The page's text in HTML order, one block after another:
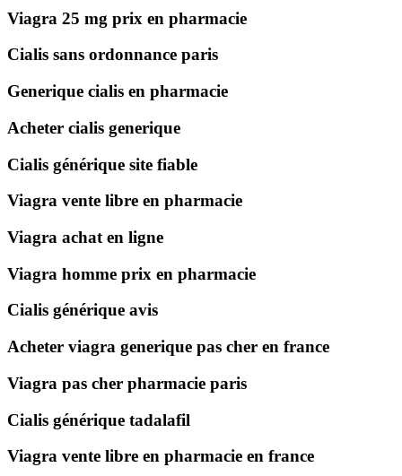
Viagra 25 mg prix en pharmacie
Cialis sans ordonnance paris
Generique cialis en pharmacie
Acheter cialis generique
Cialis générique site fiable
Viagra vente libre en pharmacie
Viagra achat en ligne
Viagra homme prix en pharmacie
Cialis générique avis
Acheter viagra generique pas cher en france
Viagra pas cher pharmacie paris
Cialis générique tadalafil
Viagra vente libre en pharmacie en france